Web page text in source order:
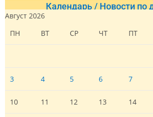
Календарь / Новости по
Август 2026
ПН
ВТ СР ЧТ ПТ
3 4 5 6 7
10 11 12 13 14